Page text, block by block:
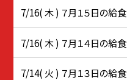
7/16( 木 ) ７月１５日の給食
7/16( 木 ) ７月１４日の給食
7/14( 火 ) ７月１３日の給食